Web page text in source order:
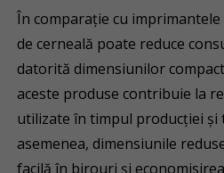
În comparație cu
de cerneală poate reduce
datorită dimensiunilor
aceste produse contribuie la
utilizate în timpul producției și
asemenea, dimensiunile
facilă în birouri și